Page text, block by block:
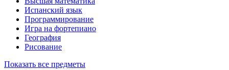
Испанский язык
Программирование
Игра на фортепиано
География
Рисование
Показать все предметы